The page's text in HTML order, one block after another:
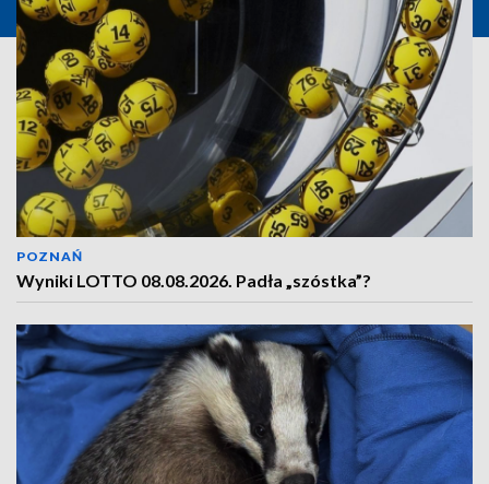
POZNAŃ
Wyniki LOTTO 08.08.2026. Padła „szóstka”?